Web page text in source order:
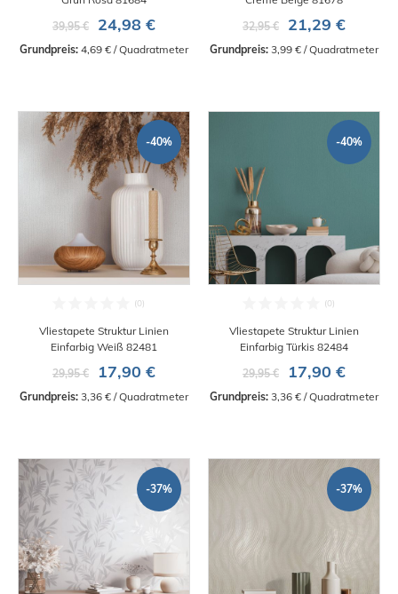
39,95 €
24,98 €
Grundpreis: 4,69 € / Quadratmeter
32,95 €
21,29 €
Grundpreis: 3,99 € / Quadratmeter
-40%
Vliestapete Struktur Linien
Einfarbig Weiß 82481
29,95 €
17,90 €
Grundpreis: 3,36 € / Quadratmeter
-40%
Vliestapete Struktur Linien
Einfarbig Türkis 82484
29,95 €
17,90 €
Grundpreis: 3,36 € / Quadratmeter
-37% -37%